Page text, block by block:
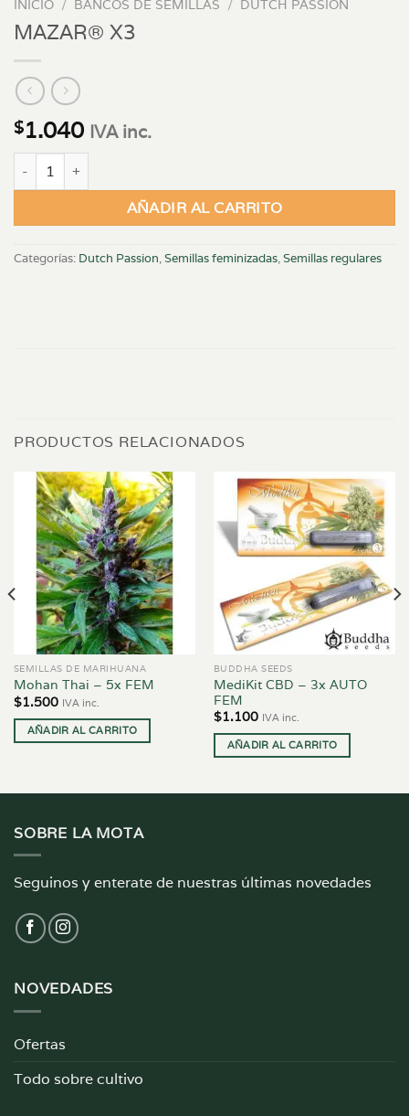
INICIO / BANCOS DE SEMILLAS / DUTCH PASSION
MAZAR® X3
$1.040 IVA inc.
MAZAR® X3 cantidad
AÑADIR AL CARRITO
Categorías: Dutch Passion,Semillas feminizadas,Semillas regulares
PRODUCTOS RELACIONADOS
SEMILLAS DE MARIHUANA
Mohan Thai – 5x FEM
$1.500 IVA inc.
AÑADIR AL CARRITO
BUDDHA SEEDS
MediKit CBD – 3x AUTO
FEM
$1.100 IVA inc.
AÑADIR AL CARRITO
SOBRE LA MOTA
Seguinos y enterate de nuestras últimas novedades
NOVEDADES
Ofertas
Todo sobre cultivo